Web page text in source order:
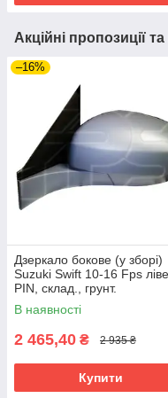
Акційні пропозиції
–16%
Дзеркало бокове (у зборі)
Suzuki Swift 10-16 Fps
PIN, склад., грунт.
В наявності
2 465,40 ₴ 2 935 ₴
Купити